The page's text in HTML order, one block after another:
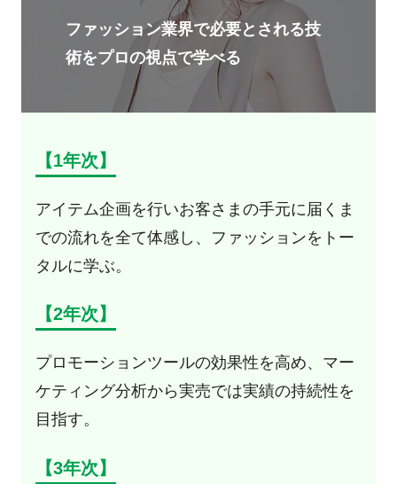
ファッション業界で必要とされる技
術をプロの視点で学べる
【1年次】
アイテム企画を行いお客さまの手元に届くま
での流れを全て体感し、ファッションをトー
タルに学ぶ。
【2年次】
プロモーションツールの効果性を高め、マー
ケティング分析から実売では実績の持続性を
目指す。
【3年次】